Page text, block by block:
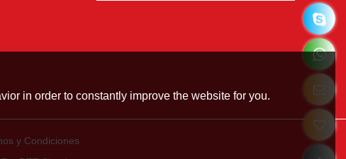
y Condiciones
in order to constantly improve the website for you.